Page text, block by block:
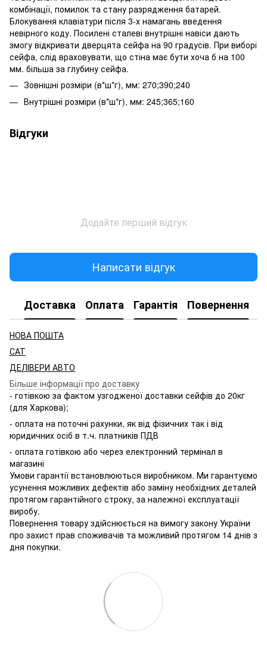
комбінації, помилок та стану разрядження батарей.
Блокування клавіатури після 3-х намагань введення
невірного коду. Посилені сталеві внутрішні навіси дають
змогу відкривати дверцята сейфа на 90 градусів. При виборі
сейфа, слід враховувати, що стіна має бути хоча б на 100
мм. більша за глубину сейфа.
Зовнішні розміри (в*ш*г), мм: 270;390;240
Внутрішні розміри (в*ш*г), мм: 245;365;160
Відгуки
Додайте перший відгук
Написати відгук
Доставка Оплата Гарантія Повернення
НОВА ПОШТА
САТ
ДЕЛІВЕРИ АВТО
Більше інформації про доставку
- готівкою за фактом узгодженої доставки сейфів до 20кг
(для Харкова);
- оплата на поточні рахунки, як від фізичних так і від
юридичних осіб в т.ч. платників ПДВ
- оплата готівкою або через електронний термінал в
магазині
Умови гарантії встановлюються виробником. Ми гарантуємо
усунення можливих дефектів або заміну необхідних деталей
протягом гарантійного строку, за належної експлуатації
виробу.
Повернення товару здійснюється на вимогу закону України
про захист прав споживачів та можливий протягом 14 днів з
дня покупки.